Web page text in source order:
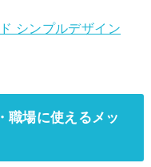
シンプルデザイン
職場に使えるメッ